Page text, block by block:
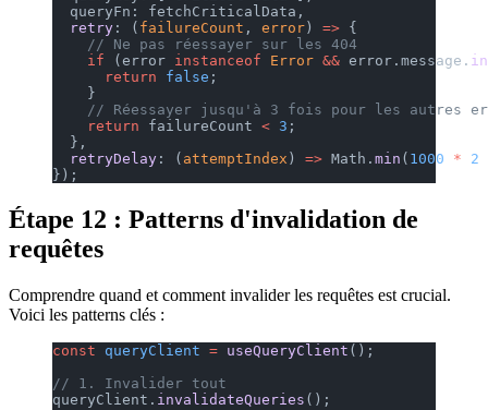
  queryFn: fetchCriticalData,
  retry
: ( failureCount , error ) => {
    // Ne pas réessayer sur les 404
    if
(error instanceof Error && error.message.
      return
false ;
    }
// Réessayer jusqu'à 3 fois pour les autres
    return
failureCount < 3 ;
  },
  retryDelay
: ( attemptIndex ) => Math. min ( 1000 * 2
});
Étape 12 : Patterns d'invalidation de
requêtes
Comprendre quand et comment invalider les requêtes est crucial.
Voici les patterns clés :
const queryClient = useQueryClient ();
// 1. Invalider tout
queryClient. invalidateQueries ();